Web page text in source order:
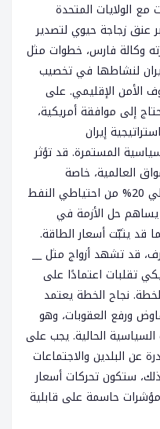
مع الولايات المتحدة
عنق زجاجة حيوي لتصدير
وكالة فارس، خطوات مثل
لنشاطها في تخصيب
الأمن الإقليمي. على
إلى موافقة أمريكية،
إيران
المستمرة. قد تؤثر
العالمية، خاصة
قطاعات النفط والغاز، حيث يمر حوالي 20% من احتياطي النفط
حل الأزمة في
قد يثبّت أسعار الطاقة.
قد تشهد أزواج مثل __
تقلبات اعتمادًا على
نجاح الخطة يعتمد
ورفع العقوبات، وهو
الحالية. يجب على
عن البلدين والاجتماعات
ذلك، ستكون تحركات أسعار
مؤشرات حاسمة على قابلية